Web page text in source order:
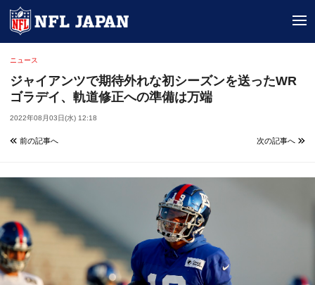
ニュース
ジャイアンツで期待外れな初シーズンを送ったWR
ゴラデイ、軌道修正への準備は万端
2022年08月03日(水) 12:18
前の記事へ 次の記事へ